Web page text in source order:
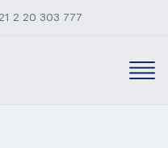
2 20 303 777